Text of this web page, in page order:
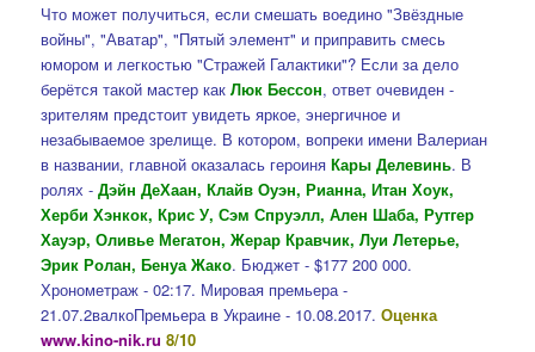
Что может получиться, если смешать воедино "Звёздные
войны", "Аватар", "Пятый элемент" и приправить смесь
юмором и легкостью "Стражей Галактики"? Если за дело
берётся такой мастер какЛюк Бессон, ответ очевиден -
зрителям предстоит увидеть яркое, энергичное и
незабываемое зрелище. В котором, вопреки имени Валериан
в названии, главной оказалась героиняКары Делевинь. В
ролях -Дэйн ДеХаан, Клайв Оуэн, Рианна, Итан Хоук,
Херби Хэнкок, Крис У, Сэм Спруэлл, Ален Шаба, Рутгер
Хауэр, Оливье Мегатон, Жерар Кравчик, Луи Летерье,
Эрик Ролан, Бенуа Жако. Бюджет - $177 200 000.
Хронометраж - 02:17. Мировая премьера -
21.07.2валкоПремьера в Украине - 10.08.2017.Оценка
www.kino-nik.ru 8/10